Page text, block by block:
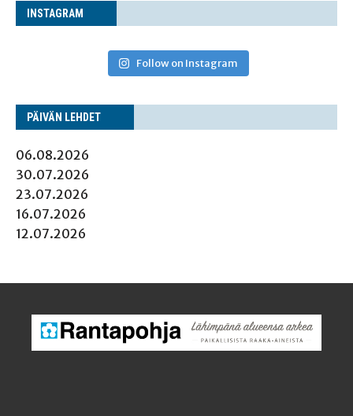
INS­TA­GRAM
Follow on Instagram
PÄI­VÄN LEHDET
06.08.2026
30.07.2026
23.07.2026
16.07.2026
12.07.2026